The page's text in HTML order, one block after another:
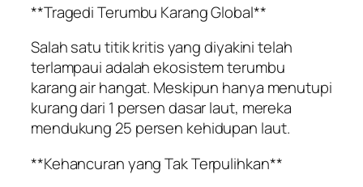
**Tragedi Terumbu Karang Global**
Salah satu titik kritis yang diyakini telah
terlampaui adalah ekosistem terumbu
karang air hangat. Meskipun hanya menutupi
kurang dari 1 persen dasar laut, mereka
mendukung 25 persen kehidupan laut.
**Kehancuran yang Tak Terpulihkan**